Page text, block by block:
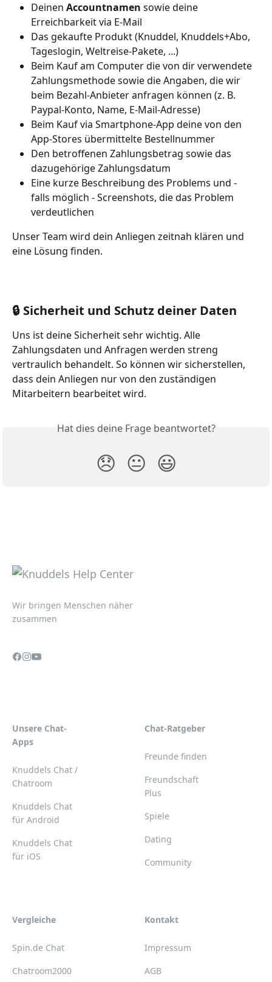
Deinen Accountnamen sowie deine
Erreichbarkeit via E-Mail
Das gekaufte Produkt (Knuddel, Knuddels+Abo,
Tageslogin, Weltreise-Pakete, ...)
Beim Kauf am Computer die von dir verwendete
Zahlungsmethode sowie die Angaben, die wir
beim Bezahl-Anbieter anfragen können (z. B.
Paypal-Konto, Name, E-Mail-Adresse)
Beim Kauf via Smartphone-App deine von den
App-Stores übermittelte Bestellnummer
Den betroffenen Zahlungsbetrag sowie das
dazugehörige Zahlungsdatum
Eine kurze Beschreibung des Problems und -
falls möglich - Screenshots, die das Problem
verdeutlichen
Unser Team wird dein Anliegen zeitnah klären und
eine Lösung finden.
🔒 Sicherheit und Schutz deiner Daten
Uns ist deine Sicherheit sehr wichtig. Alle
Zahlungsdaten und Anfragen werden streng
vertraulich behandelt. So können wir sicherstellen,
dass dein Anliegen nur von den zuständigen
Mitarbeitern bearbeitet wird.
Hat dies deine Frage beantwortet?
😞 😐 😃
Wir bringen Menschen näher
zusammen
Unsere Chat-
Apps
Knuddels Chat /
Chatroom
Knuddels Chat
für Android
Knuddels Chat
für iOS
Chat-Ratgeber
Freunde finden
Freundschaft
Plus
Spiele
Dating
Community
Vergleiche
Spin.de Chat
Chatroom2000
Kontakt
Impressum
AGB